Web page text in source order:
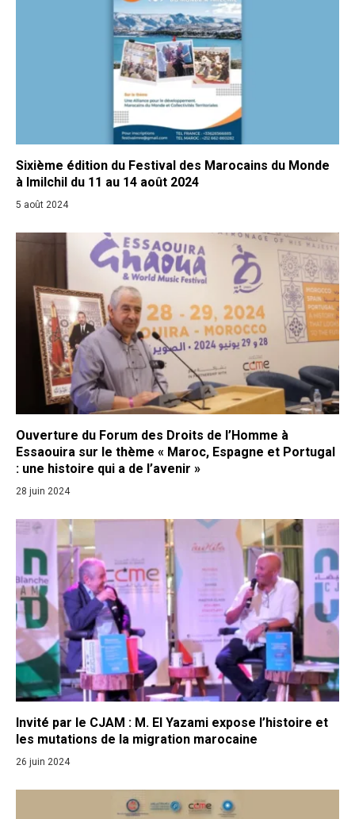
Sixième édition du Festival des Marocains du Monde
à Imilchil du 11 au 14 août 2024
5 août 2024
Ouverture du Forum des Droits de l’Homme à
Essaouira sur le thème « Maroc, Espagne et Portugal
: une histoire qui a de l’avenir »
28 juin 2024
Invité par le CJAM : M. El Yazami expose l’histoire et
les mutations de la migration marocaine
26 juin 2024